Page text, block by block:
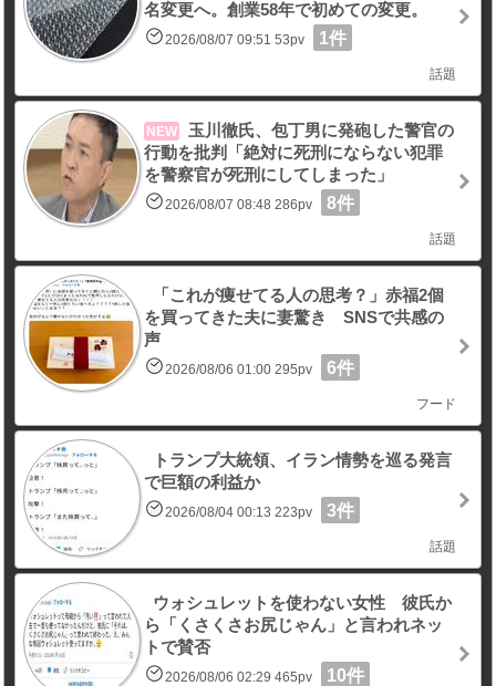
名変更へ。創業58年で初めての変更。
2026/08/07 09:51 53pv 1件
話題
NEW
玉川徹氏、包丁男に発砲した警官の
行動を批判「絶対に死刑にならない犯罪
を警察官が死刑にしてしまった」
2026/08/07 08:48 286pv 8件
話題
「これが痩せてる人の思考？」赤福2個
を買ってきた夫に妻驚き SNSで共感の
声
2026/08/06 01:00 295pv 6件
フード
トランプ大統領、イラン情勢を巡る発言
で巨額の利益か
2026/08/04 00:13 223pv 3件
話題
ウォシュレットを使わない女性 彼氏か
ら「くさくさお尻じゃん」と言われネッ
トで賛否
2026/08/06 02:29 465pv 10件